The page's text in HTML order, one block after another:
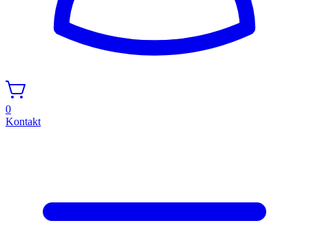
0
Kontakt